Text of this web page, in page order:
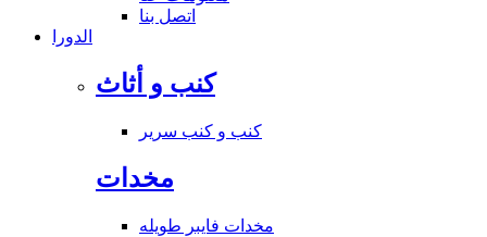
اتصل بنا
الدورا
كنب و أثاث
كنب و كنب سرير
مخدات
مخدات فايبر طويله